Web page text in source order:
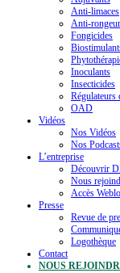
Anti-limaces
Anti-
Fongicides
Inoculants
Insecticides
Régulateurs
OAD
Vidéos
Nos Vidéos
Nos
L’entreprise
Découvrir
Nous
Accès
Presse
Revue de
Logothèque
Contact
NOUS